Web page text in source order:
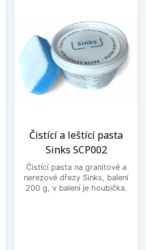
Čistící a leštící pasta
Sinks SCP002
Čistící pasta na granitové a
nerezové dřezy Sinks, balení
200 g, v balení je houbička.